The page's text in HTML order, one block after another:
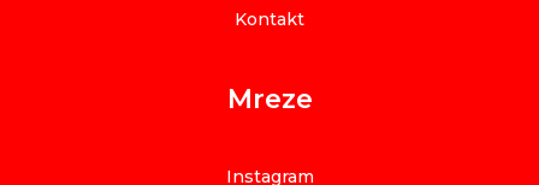
Kontakt
Mreze
Instagram